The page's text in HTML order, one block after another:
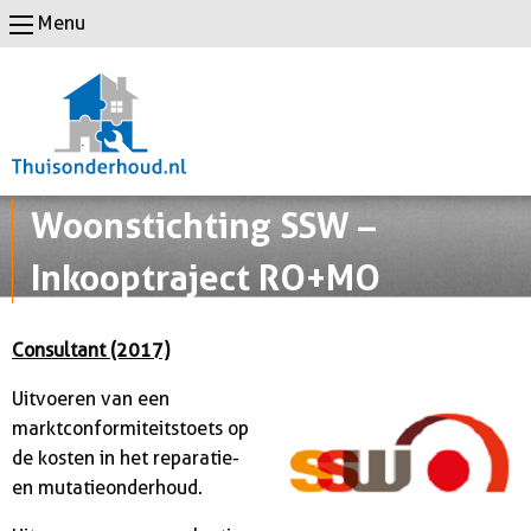
Menu
Woonstichting SSW –
Inkooptraject RO+MO
Consultant (2017)
Uitvoeren van een
marktconformiteitstoets op
de kosten in het reparatie-
en mutatieonderhoud.